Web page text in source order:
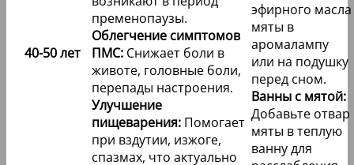
40-50 лет
пременопаузы.
Облегчение симптомов
ПМС: Снижает боли в
животе, головные боли,
перепады настроения.
Улучшение
пищеварения: Помогает
при вздутии, изжоге,
спазмах, что актуально
эфирного масла
мяты в
аромалампу
или на подушку
перед сном.
Ванны с мятой:
Добавьте отвар
мяты в теплую
ванну для